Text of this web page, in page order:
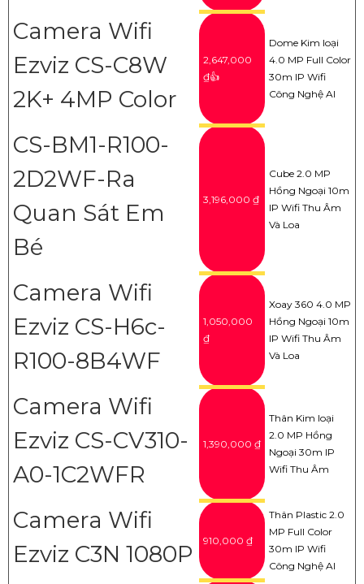
Camera Wifi
Ezviz CS-C8W
2K+ 4MP Color
2,647,000
₫👍
Dome Kim loại
4.0 MP Full Color
30m IP Wifi
Công Nghệ AI
CS-BM1-R100-
2D2WF-Ra
Quan Sát Em
Bé
3,196,000 ₫
Cube 2.0 MP
Hồng Ngoại 10m
IP Wifi Thu Âm
Và Loa
Camera Wifi
Ezviz CS-H6c-
R100-8B4WF
1,050,000
₫
Xoay 360 4.0 MP
Hồng Ngoại 10m
IP Wifi Thu Âm
Và Loa
Camera Wifi
Ezviz CS-CV310-
A0-1C2WFR
1,390,000 ₫
Thân Kim loại
2.0 MP Hồng
Ngoại 30m IP
Wifi Thu Âm
Camera Wifi
Ezviz C3N 1080P
910,000 ₫
Thân Plastic 2.0
MP Full Color
30m IP Wifi
Công Nghệ AI